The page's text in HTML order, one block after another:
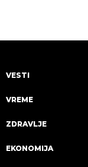
VESTI
VREME
ZDRAVLJE
EKONOMIJA